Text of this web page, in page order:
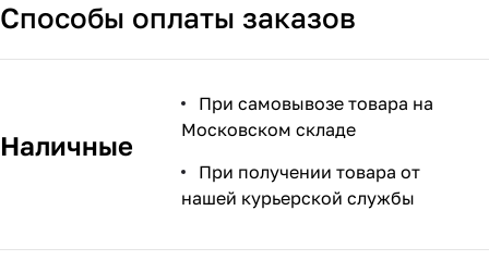
Способы оплаты заказов
Наличные
При самовывозе товара на
Московском складе
При получении товара от
нашей курьерской службы